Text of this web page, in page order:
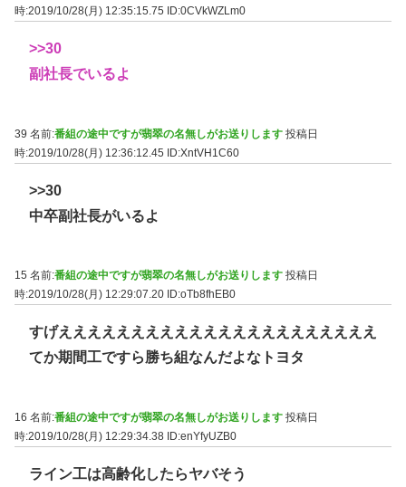
時:2019/10/28(月) 12:35:15.75
ID:0CVkWZLm0
>>30
副社長でいるよ
39 名前:番組の途中ですが翡翠の名無しがお送りします 投稿日
時:2019/10/28(月) 12:36:12.45 ID:XntVH1C60
>>30
中卒副社長がいるよ
15 名前:番組の途中ですが翡翠の名無しがお送りします 投稿日
時:2019/10/28(月) 12:29:07.20 ID:oTb8fhEB0
すげええええええええええええええええええええええ
てか期間工ですら勝ち組なんだよなトヨタ
16 名前:番組の途中ですが翡翠の名無しがお送りします 投稿日
時:2019/10/28(月) 12:29:34.38 ID:enYfyUZB0
ライン工は高齢化したらヤバそう